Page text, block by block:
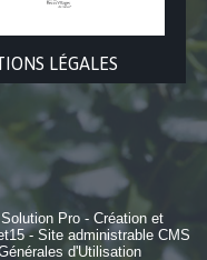
LÉGALES
Pro- Création et
- Site administrable CMS
d'Utilisation